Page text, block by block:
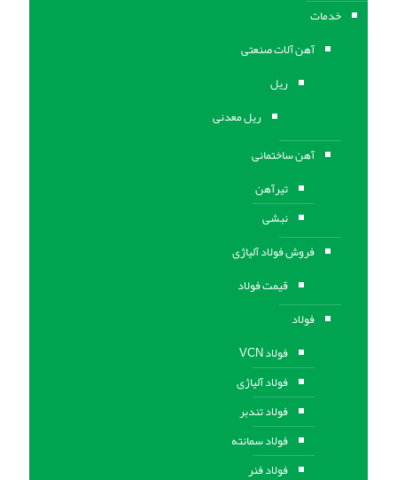
خدمات
آهن آلات صنعتی
ریل
ریل معدنی
آهن ساختمانی
تیرآهن
نبشی
فروش فولاد آلیاژی
قیمت فولاد
فولاد
فولاد VCN
فولاد آلیاژی
فولاد تندبر
فولاد سمانته
فولاد فنر